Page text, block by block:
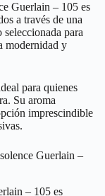
Guerlain – 105 es
a través de una
para
modernidad y
para quienes
Su aroma
imprescindible
Guerlain –
– 105 es